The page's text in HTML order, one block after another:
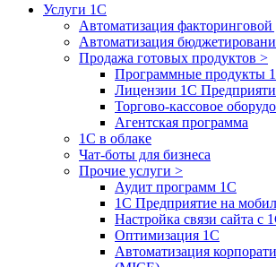
Услуги 1С
Автоматизация факторинговой
Автоматизация
Продажа готовых продуктов >
Программные продукты
Лицензии 1С
Торгово-кассовое
Агентская программа
1С в облаке
Чат-боты для бизнеса
Прочие услуги >
Аудит программ 1С
1С Предприятие на
Настройка связи сайта с
Оптимизация 1С
Автоматизация